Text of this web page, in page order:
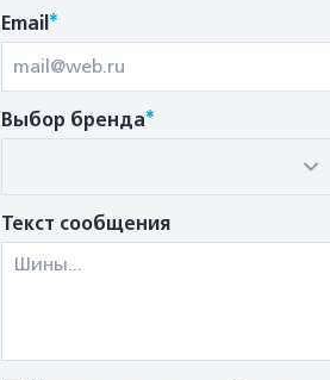
Email*
Выбор бренда*
Текст сообщения